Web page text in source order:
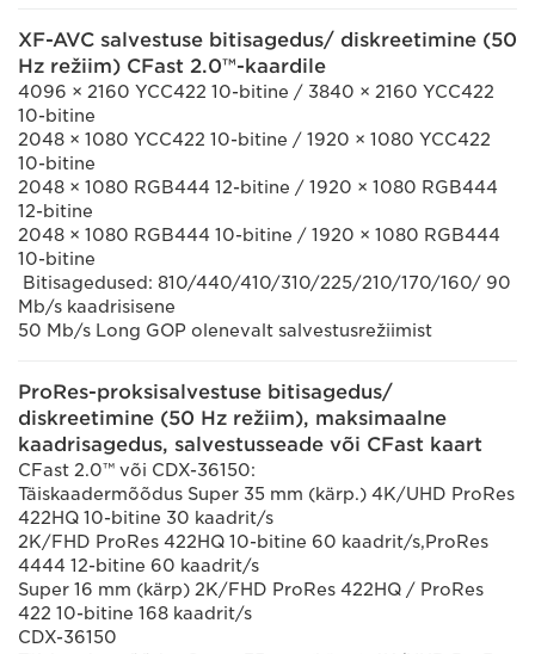
XF-AVC salvestuse bitisagedus/ diskreetimine (50
Hz režiim) CFast 2.0™-kaardile
4096 × 2160 YCC422 10-bitine / 3840 × 2160 YCC422
10-bitine
2048 × 1080 YCC422 10-bitine / 1920 × 1080 YCC422
10-bitine
2048 × 1080 RGB444 12-bitine / 1920 × 1080 RGB444
12-bitine
2048 × 1080 RGB444 10-bitine / 1920 × 1080 RGB444
10-bitine
Bitisagedused: 810/440/410/310/225/210/170/160/ 90
Mb/s kaadrisisene
50 Mb/s Long GOP olenevalt salvestusrežiimist
ProRes-proksisalvestuse bitisagedus/
diskreetimine (50 Hz režiim), maksimaalne
kaadrisagedus, salvestusseade või CFast kaart
CFast 2.0™ või CDX-36150:
Täiskaadermõõdus Super 35 mm (kärp.) 4K/UHD ProRes
422HQ 10-bitine 30 kaadrit/s
2K/FHD ProRes 422HQ 10-bitine 60 kaadrit/s,ProRes
4444 12-bitine 60 kaadrit/s
Super 16 mm (kärp) 2K/FHD ProRes 422HQ / ProRes
422 10-bitine 168 kaadrit/s
CDX-36150